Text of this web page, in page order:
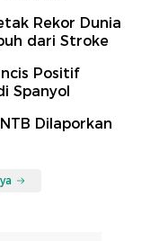
Rekor Dunia
dari Stroke
Positif
Spanyol
Dilaporkan